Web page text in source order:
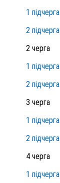
1 підчерга
2 підчерга
2 черга
1 підчерга
2 підчерга
3 черга
1 підчерга
2 підчерга
4 черга
1 підчерга